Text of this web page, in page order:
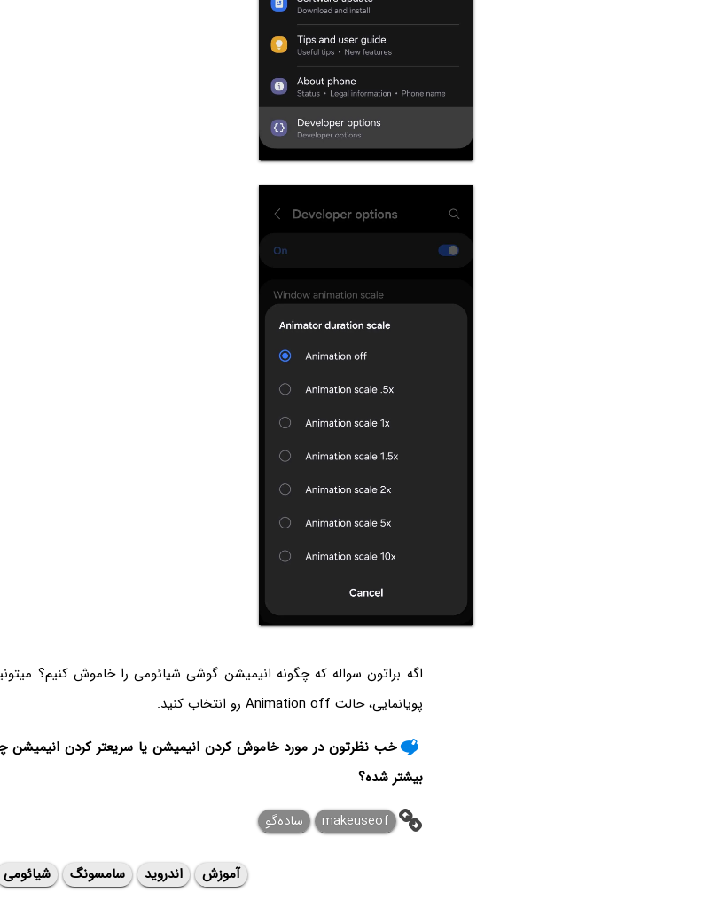
اگه براتون سواله که چگونه انیمیشن گوشی شیائومی را خاموش کنیم؟
پویانمایی، حالت Animation off رو انتخاب کنید.
خب نظرتون در مورد خاموش کردن انیمیشن یا سریعتر کردن انیمیشن
بیشتر شده؟
makeuseof ساده‌گو
آموزش اندروید سامسونگ شیائومی